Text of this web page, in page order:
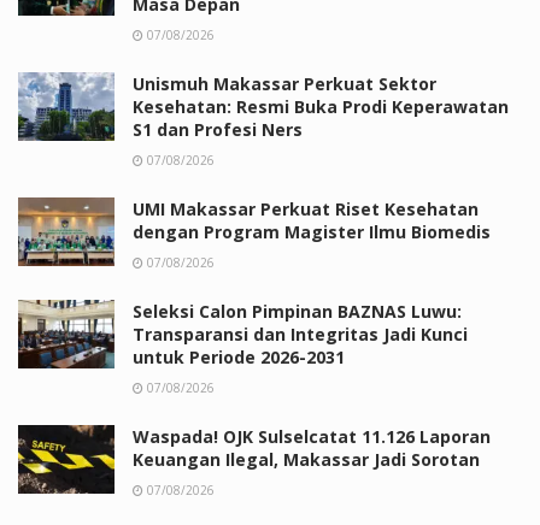
07/08/2026
Unismuh Makassar Perkuat Sektor
Kesehatan: Resmi Buka Prodi Keperawatan
S1 dan Profesi Ners
07/08/2026
UMI Makassar Perkuat Riset Kesehatan
dengan Program Magister Ilmu Biomedis
07/08/2026
Seleksi Calon Pimpinan BAZNAS Luwu:
Transparansi dan Integritas Jadi Kunci
untuk Periode 2026-2031
07/08/2026
Waspada! OJK Sulselcatat 11.126 Laporan
Keuangan Ilegal, Makassar Jadi Sorotan
07/08/2026